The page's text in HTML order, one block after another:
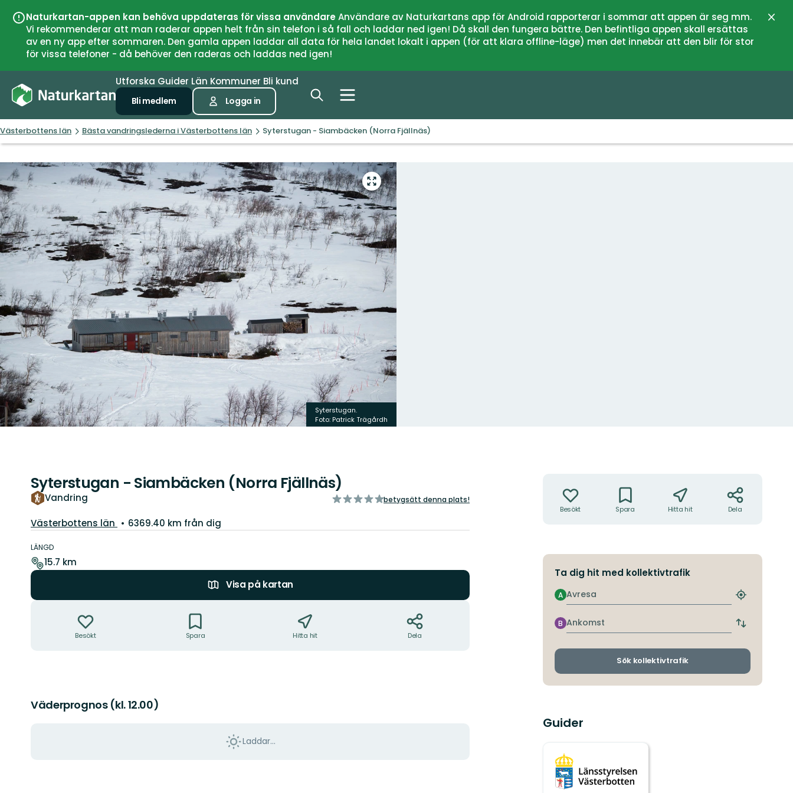
Naturkartan-appen kan behöva uppdateras för vissa användareAnvändare av Naturkartans app för Android rapporterar i sommar att appen är seg mm.
Vi rekommenderar att man raderar appen helt från sin telefon i så fall och laddar ned igen! Då skall den fungera bättre. Den befintliga appen skall ersättas
av en ny app efter sommaren. Den gamla appen laddar all data för hela landet lokalt i appen (för att klara offline-läge) men det innebär att den blir för stor
för vissa telefoner - då behöver den raderas och laddas ned igen!
Utforska Guider Län Kommuner Bli kund
Bli medlem Logga in
Västerbottens län Bästa vandringslederna i Västerbottens län Syterstugan - Siambäcken (Norra Fjällnäs)
Gå
till
helskärmsläge
Syterstugan.
Foto: Patrick Trägårdh
Syterstugan - Siambäcken (Norra Fjällnäs)
Vandring
av
betygsätt denna plats!
Län:
Västerbottens län 6369.40 km från dig
om
leden
LÄNGD
15.7 km
Visa på kartan
Besökt Spara Hitta hit Dela
Väderprognos (kl. 12.00)
Laddar...
Besökt Spara Hitta hit Dela
Ta dig hit med kollektivtrafik
Avresa
A
Hitta
hållplats
Ankomst
B
Byt
och
Sök kollektivtrafik
Guider